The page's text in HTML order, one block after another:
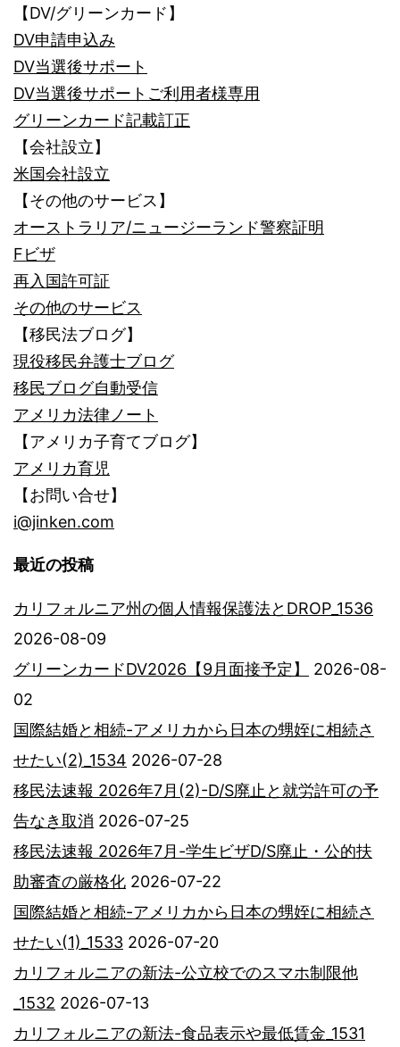
【DV/グリーンカード】
DV申請申込み
DV当選後サポート
DV当選後サポートご利用者様専用
グリーンカード記載訂正
【会社設立】
米国会社設立
【その他のサービス】
オーストラリア/ニュージーランド警察証明
Fビザ
再入国許可証
その他のサービス
【移民法ブログ】
現役移民弁護士ブログ
移民ブログ自動受信
アメリカ法律ノート
【アメリカ子育てブログ】
アメリカ育児
【お問い合せ】
i@jinken.com
最近の投稿
カリフォルニア州の個人情報保護法とDROP_1536
2026-08-09
グリーンカードDV2026【9月面接予定】
2026-08-
02
国際結婚と相続-アメリカから日本の甥姪に相続さ
せたい(2)_1534 2026-07-28
移民法速報 2026年7月(2)-D/S廃止と就労許可の予
告なき取消 2026-07-25
移民法速報 2026年7月-学生ビザD/S廃止・公的扶
助審査の厳格化 2026-07-22
国際結婚と相続-アメリカから日本の甥姪に相続さ
せたい(1)_1533 2026-07-20
カリフォルニアの新法-公立校でのスマホ制限他
_1532 2026-07-13
カリフォルニアの新法-食品表示や最低賃金_1531